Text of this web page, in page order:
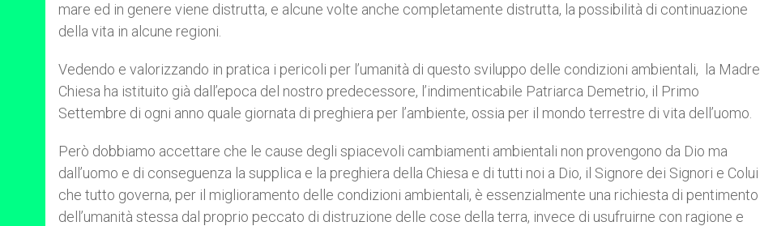
mare ed in genere viene distrutta, e alcune volte anche completamente distrutta, la possibilità di continuazione
della vita in alcune regioni.
Vedendo e valorizzando in pratica i pericoli per l’umanità di questo sviluppo delle condizioni ambientali, la Madre
Chiesa ha istituito già dall’epoca del nostro predecessore, l’indimenticabile Patriarca Demetrio, il Primo
Settembre di ogni anno quale giornata di preghiera per l’ambiente, ossia per il mondo terrestre di vita dell’uomo.
Però dobbiamo accettare che le cause degli spiacevoli cambiamenti ambientali non provengono da Dio ma
dall’uomo e di conseguenza la supplica e la preghiera della Chiesa e di tutti noi a Dio, il Signore dei Signori e Colui
che tutto governa, per il miglioramento delle condizioni ambientali, è essenzialmente una richiesta di pentimento
dell’umanità stessa dal proprio peccato di distruzione delle cose della terra, invece di usufruirne con ragione e